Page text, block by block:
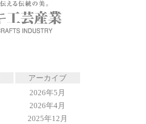
アーカイブ
2026年5月
2026年4月
2025年12月